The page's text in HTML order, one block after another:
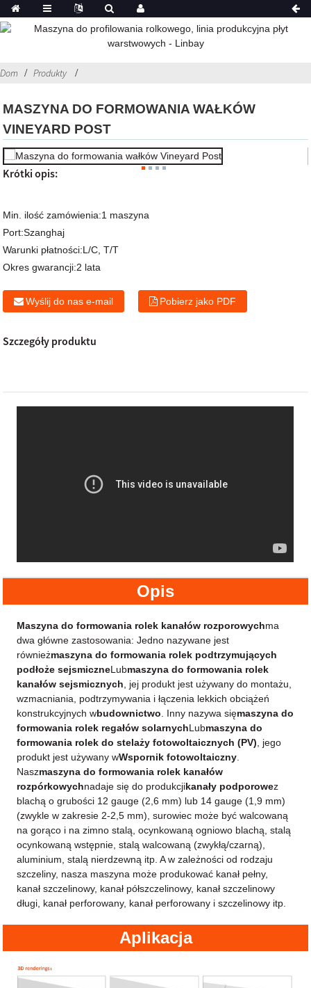
Dom Produkty
MASZYNA DO FORMOWANIA WAŁKÓW
VINEYARD POST
Krótki opis:
Min. ilość zamówienia:1 maszyna
Port:Szanghaj
Warunki płatności:L/C, T/T
Okres gwarancji:2 lata
Wyślij do nas e-mail Pobierz jako PDF
Szczegóły produktu
Opis
Maszyna do formowania rolek kanałów rozporowychma
dwa główne zastosowania: Jedno nazywane jest
równieżmaszyna do formowania rolek podtrzymujących
podłoże sejsmiczneLubmaszyna do formowania rolek
kanałów sejsmicznych , jej produkt jest używany do montażu,
wzmacniania, podtrzymywania i łączenia lekkich obciążeń
konstrukcyjnych wbudownictwo . Inny nazywa sięmaszyna do
formowania rolek regałów solarnychLubmaszyna do
formowania rolek do stelaży fotowoltaicznych (PV) , jego
produkt jest używany wWspornik fotowoltaiczny
Naszmaszyna do formowania rolek kanałów
rozpórkowychnadaje się do produkcjikanały podporowez
blachą o grubości 12 gauge (2,6 mm) lub 14 gauge (1,9 mm)
(zwykle w zakresie 2-2,5 mm), surowiec może być walcowaną
na gorąco i na zimno stalą, ocynkowaną ogniowo blachą, stalą
ocynkowaną wstępnie, stalą walcowaną (zwykłą/czarną),
aluminium, stalą nierdzewną itp. A w zależności od rodzaju
szczeliny, nasza maszyna może produkować kanał pełny,
kanał szczelinowy, kanał półszczelinowy, kanał szczelinowy
długi, kanał perforowany, kanał perforowany i szczelinowy itp.
Aplikacja